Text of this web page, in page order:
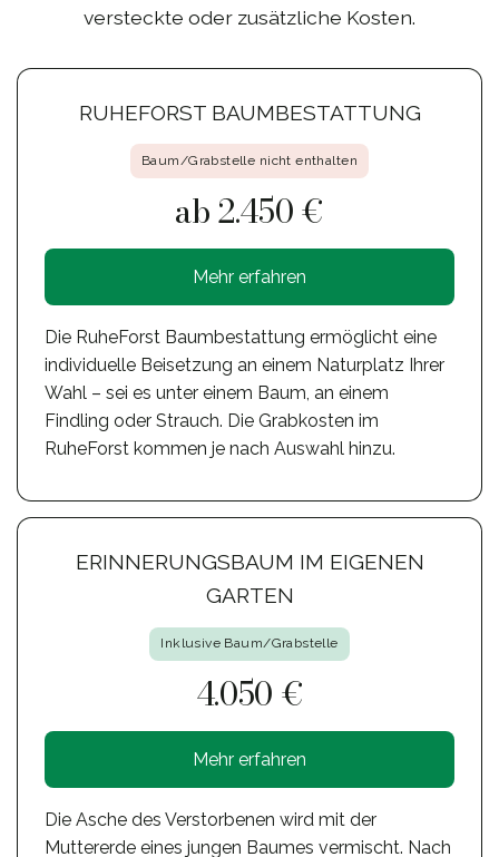
versteckte oder zusätzliche Kosten.
RUHEFORST BAUMBESTATTUNG
Baum/Grabstelle nicht enthalten
ab 2.450 €
Mehr erfahren
Die RuheForst Baumbestattung ermöglicht eine
individuelle Beisetzung an einem Naturplatz Ihrer
Wahl – sei es unter einem Baum, an einem
Findling oder Strauch. Die Grabkosten im
RuheForst kommen je nach Auswahl hinzu.
ERINNERUNGSBAUM IM EIGENEN
GARTEN
Inklusive Baum/Grabstelle
4.050 €
Mehr erfahren
Die Asche des Verstorbenen wird mit der
Muttererde eines jungen Baumes vermischt. Nach